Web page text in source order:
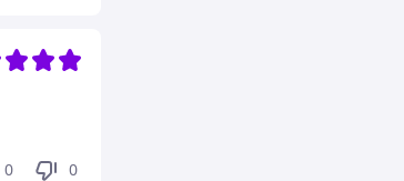
0 0